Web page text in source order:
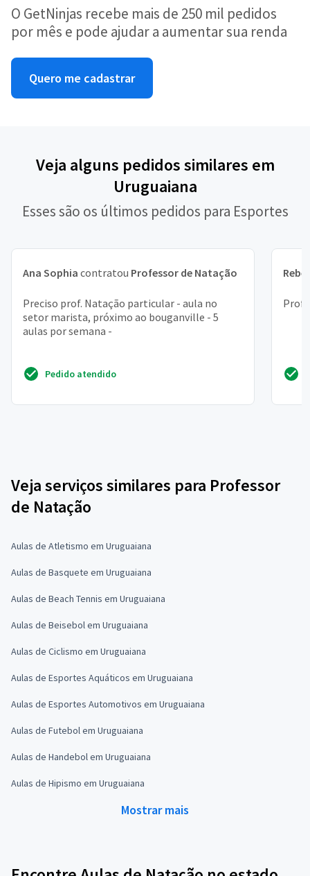
O GetNinjas recebe mais de 250 mil pedidos
por mês e pode ajudar a aumentar sua renda
Quero me cadastrar
Veja alguns pedidos similares em
Uruguaiana
Esses são os últimos pedidos para Esportes
Ana Sophia contratou Professor de Natação
Preciso prof. Natação particular - aula no
setor marista, próximo ao bouganville - 5
aulas por semana -
Pedido atendido
Veja serviços similares para Professor
de Natação
Aulas de Atletismo em Uruguaiana
Aulas de Basquete em Uruguaiana
Aulas de Beach Tennis em Uruguaiana
Aulas de Beisebol em Uruguaiana
Aulas de Ciclismo em Uruguaiana
Aulas de Esportes Aquáticos em Uruguaiana
Aulas de Esportes Automotivos em Uruguaiana
Aulas de Futebol em Uruguaiana
Aulas de Handebol em Uruguaiana
Aulas de Hipismo em Uruguaiana
Mostrar mais